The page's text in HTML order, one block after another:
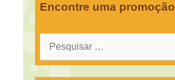
Encontre uma promoção
Pesquisar